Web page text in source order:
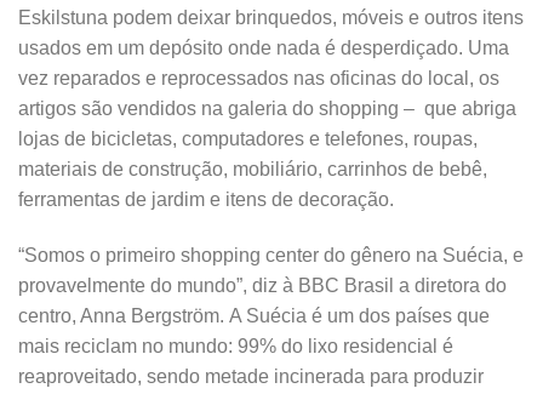
Eskilstuna podem deixar brinquedos, móveis e outros itens
usados em um depósito onde nada é desperdiçado. Uma
vez reparados e reprocessados nas oficinas do local, os
artigos são vendidos na galeria do shopping – que abriga
lojas de bicicletas, computadores e telefones, roupas,
materiais de construção, mobiliário, carrinhos de bebê,
ferramentas de jardim e itens de decoração.
“Somos o primeiro shopping center do gênero na Suécia, e
provavelmente do mundo”, diz à BBC Brasil a diretora do
centro, Anna Bergström. A Suécia é um dos países que
mais reciclam no mundo: 99% do lixo residencial é
reaproveitado, sendo metade incinerada para produzir